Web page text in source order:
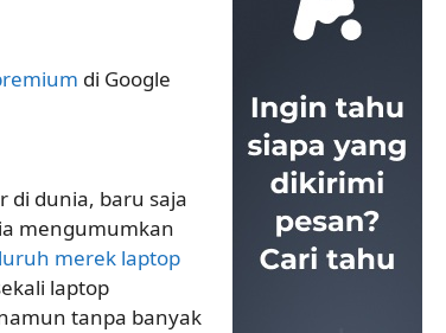
di Google
di dunia, baru saja
mengumumkan
merek laptop
laptop
tanpa banyak